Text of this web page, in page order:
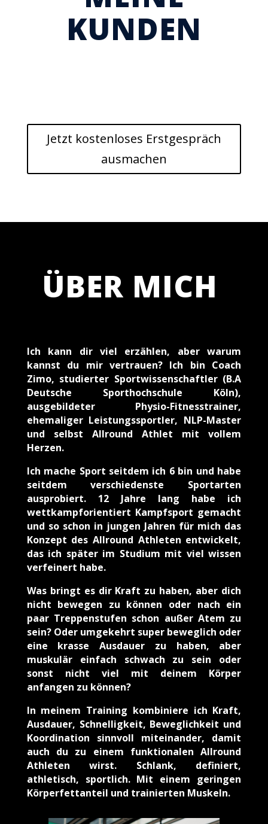
KUNDEN
Jetzt kostenloses Erstgespräch
ausmachen
ÜBER MICH
Ich kann dir viel erzählen, aber warum
kannst du mir vertrauen? Ich bin Coach
Zimo, studierter Sportwissenschaftler (B.A
Deutsche Sporthochschule Köln),
ausgebildeter Physio-Fitnesstrainer,
ehemaliger Leistungssportler, NLP-Master
und selbst Allround Athlet mit vollem
Herzen.
Ich mache Sport seitdem ich 6 bin und habe
seitdem verschiedenste Sportarten
ausprobiert. 12 Jahre lang habe ich
wettkampforientiert Kampfsport gemacht
und so schon in jungen Jahren für mich das
Konzept des Allround Athleten entwickelt,
das ich später im Studium mit viel wissen
verfeinert habe.
Was bringt es dir Kraft zu haben, aber dich
nicht bewegen zu können oder nach ein
paar Treppenstufen schon außer Atem zu
sein? Oder umgekehrt super beweglich oder
eine krasse Ausdauer zu haben, aber
muskulär einfach schwach zu sein oder
sonst nicht viel mit deinem Körper
anfangen zu können?
In meinem Training kombiniere ich Kraft,
Ausdauer, Schnelligkeit, Beweglichkeit und
Koordination sinnvoll miteinander, damit
auch du zu einem funktionalen Allround
Athleten wirst. Schlank, definiert,
athletisch, sportlich. Mit einem geringen
Körperfettanteil und trainierten Muskeln.